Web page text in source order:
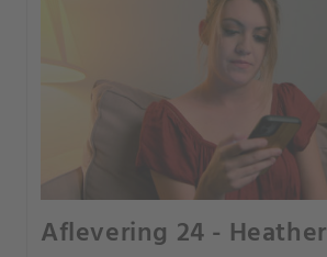
Aflevering 24 - Heather